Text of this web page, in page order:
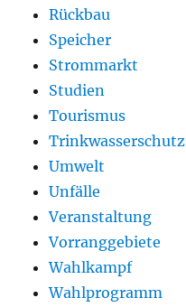
Rückbau
Speicher
Strommarkt
Studien
Tourismus
Trinkwasserschutz
Umwelt
Unfälle
Veranstaltung
Vorranggebiete
Wahlkampf
Wahlprogramm